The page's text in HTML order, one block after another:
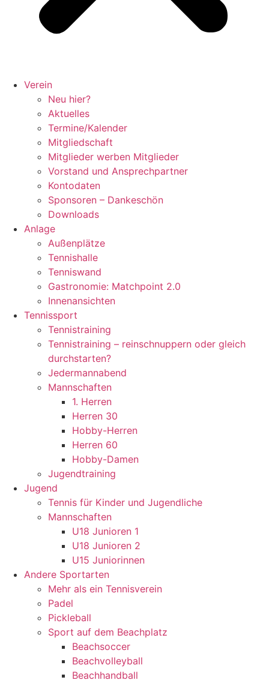
Verein
Neu hier?
Aktuelles
Termine/Kalender
Mitgliedschaft
Mitglieder werben Mitglieder
Vorstand und Ansprechpartner
Kontodaten
Sponsoren – Dankeschön
Downloads
Anlage
Außenplätze
Tennishalle
Tenniswand
Gastronomie: Matchpoint 2.0
Innenansichten
Tennissport
Tennistraining
Tennistraining – reinschnuppern oder gleich
durchstarten?
Jedermannabend
Mannschaften
1. Herren
Herren 30
Hobby-Herren
Herren 60
Hobby-Damen
Jugendtraining
Jugend
Tennis für Kinder und Jugendliche
Mannschaften
U18 Junioren 1
U18 Junioren 2
U15 Juniorinnen
Andere Sportarten
Mehr als ein Tennisverein
Padel
Pickleball
Sport auf dem Beachplatz
Beachsoccer
Beachvolleyball
Beachhandball